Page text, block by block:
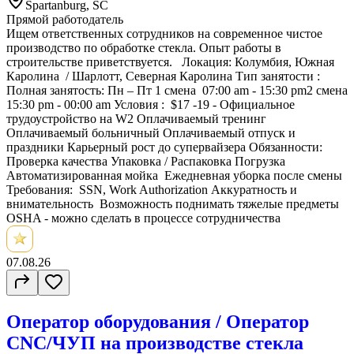
Spartanburg, SC
Прямой работодатель
Ищем ответственных сотрудников на современное чистое
производство по обработке стекла. Опыт работы в
строительстве приветствуется. Локация: Колумбия, Южная
Каролина / Шарлотт, Северная Каролина Тип занятости :
Полная занятость: Пн – Пт 1 смена 07:00 am - 15:30 pm2 смена
15:30 pm - 00:00 am Условия : $17 -19 - Официальное
трудоустройство на W2 Оплачиваемый тренинг
Оплачиваемый больничный Оплачиваемый отпуск и
праздники Карьерный рост до супервайзера Обязанности:
⁠Проверка качества ⁠Упаковка / Распаковка ⁠Погрузка
⁠Автоматизированная мойка ⁠Ежедневная уборка после смены
Требования: ⁠SSN, Work Authorization ⁠⁠Аккуратность и
внимательность Возможность поднимать тяжелые предметы
OSHA - можно сделать в процессе сотрудничества
07.08.26
Оператор оборудования / Оператор
CNC/ЧУП на производстве стекла